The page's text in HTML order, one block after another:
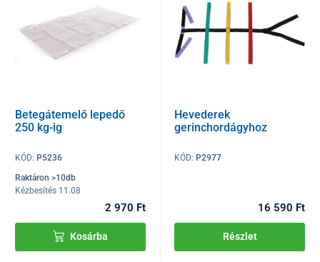
Betegátemelő lepedő
250 kg-ig
KÓD: P5236
Raktáron >10db
Kézbesítés 11.08
2 970 Ft
Kosárba
Hevederek
gerinchordágyhoz
KÓD:P2977
16 590 Ft
Részlet